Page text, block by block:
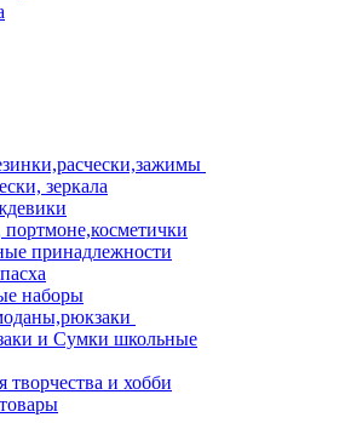
зеркала
принадлежности
наборы
и Сумки школьные
творчества и хобби